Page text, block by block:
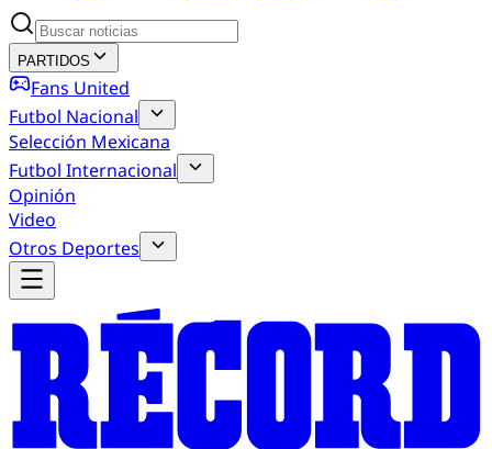
PARTIDOS
Fans United
Futbol Nacional
Selección Mexicana
Futbol Internacional
Opinión
Video
Otros Deportes